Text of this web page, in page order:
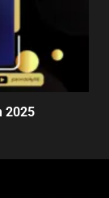
2025